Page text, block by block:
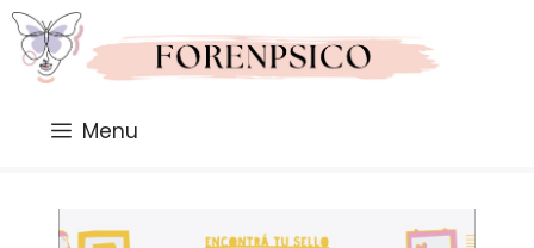
Saltar
al
contenido
Menu